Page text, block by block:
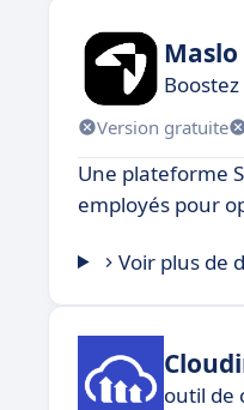
Maslo
Version gratuite
Une plateforme
employés pour
Voir plus de
outil de